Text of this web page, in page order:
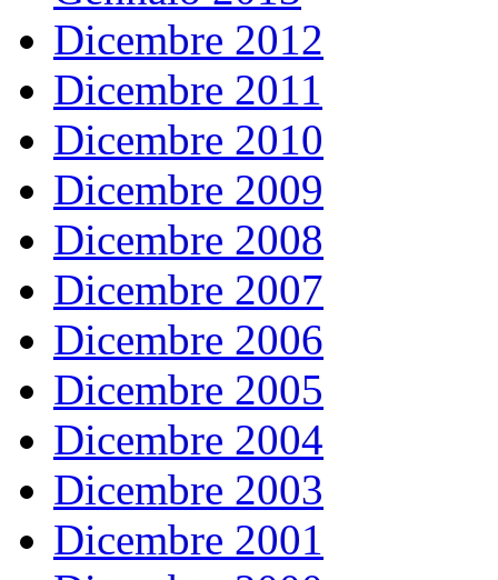
Dicembre 2012
Dicembre 2011
Dicembre 2010
Dicembre 2009
Dicembre 2008
Dicembre 2007
Dicembre 2006
Dicembre 2005
Dicembre 2004
Dicembre 2003
Dicembre 2001